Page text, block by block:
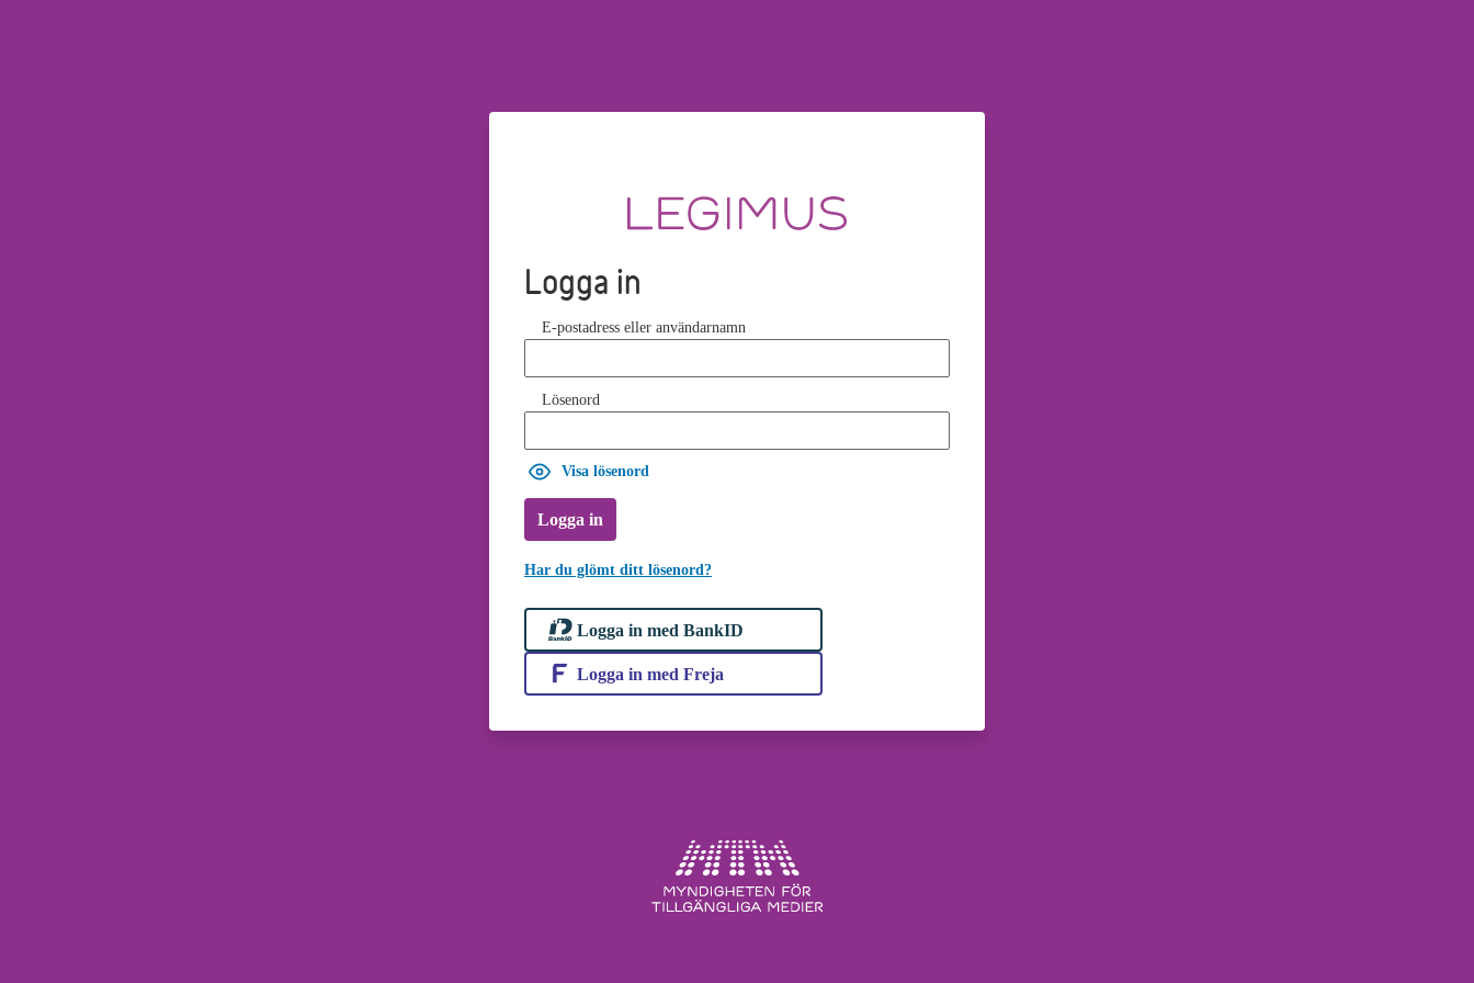
Logga in
E-postadress eller användarnamn
Lösenord
Visa lösenord
Logga in
Har du glömt ditt lösenord?
Logga in med BankID
Logga in med Freja